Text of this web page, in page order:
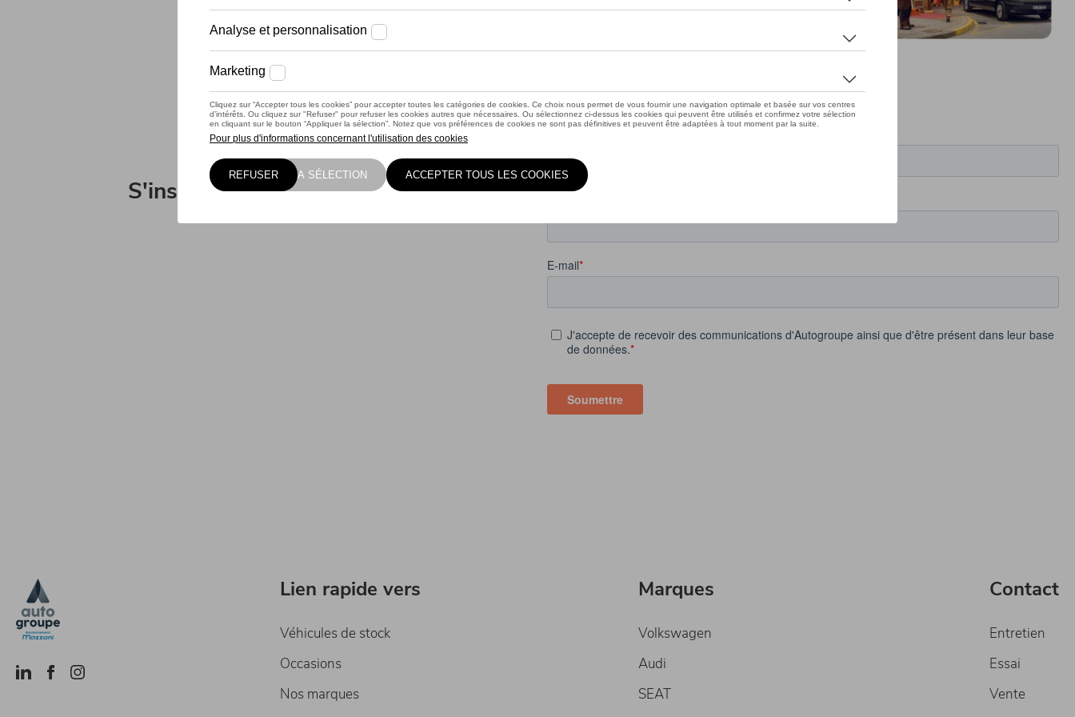
S'inscrire à la newsletter 👉
Lien rapide vers
Véhicules de stock
Occasions
Nos marques
Marques
Volkswagen
Audi
SEAT
Contact
Entretien
Essai
Vente